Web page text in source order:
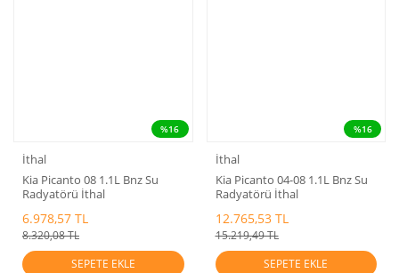
%16
İthal
Kia Picanto 08 1.1L Bnz Su
Radyatörü İthal
6.978,57 TL
8.320,08 TL
SEPETE EKLE
%16
İthal
Kia Picanto 04-08 1.1L Bnz Su
Radyatörü İthal
12.765,53 TL
15.219,49 TL
SEPETE EKLE